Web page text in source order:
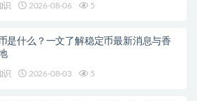
识 2026-08-06 5
是什么？一文了解稳定币最新消息与香
识 2026-08-03 5